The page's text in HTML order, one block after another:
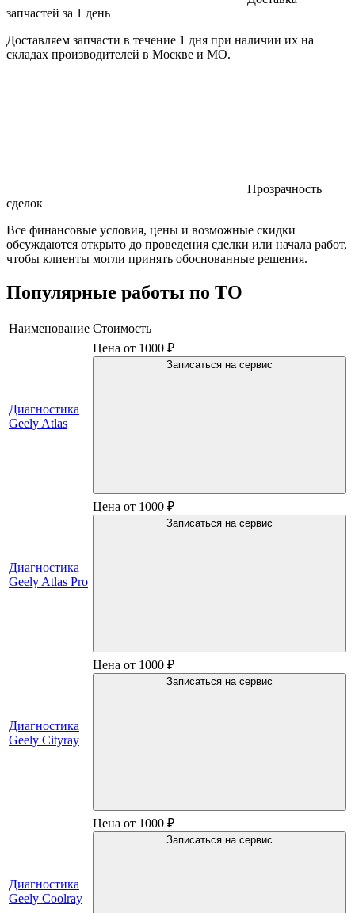
запчастей за 1 день
Доставляем запчасти в течение 1 дня при наличии их на
складах производителей в Москве и МО.
Прозрачность
сделок
Все финансовые условия, цены и возможные скидки
обсуждаются открыто до проведения сделки или начала работ,
чтобы клиенты могли принять обоснованные решения.
Популярные работы по ТО
Наименование Стоимость
Диагностика
Geely Atlas
Цена от 1000 ₽
Записаться на сервис
Диагностика
Geely Atlas Pro
Цена от 1000 ₽
Записаться на сервис
Диагностика
Geely Cityray
Цена от 1000 ₽
Записаться на сервис
Диагностика
Geely Coolray
Цена от 1000 ₽
Записаться на сервис